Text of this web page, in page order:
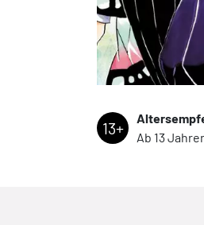
13+
Ab 13